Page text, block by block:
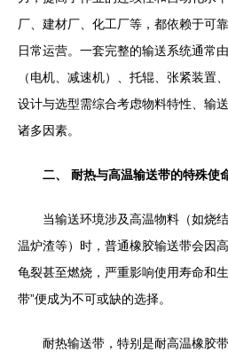
厂、建材厂、化工厂等，都依赖于可
日常运营。一套完整的输送系统通常
（电机、减速机）、托辊、张紧装置
设计与选型需综合考虑物料特性、输
诸多因素。
二、 耐热与高温输送带的特殊使
当输送环境涉及高温物料（如烧
温炉渣等）时，普通橡胶输送带会因
龟裂甚至燃烧，严重影响使用寿命和
带”便成为不可或缺的选择。
耐热输送带，特别是耐高温橡胶